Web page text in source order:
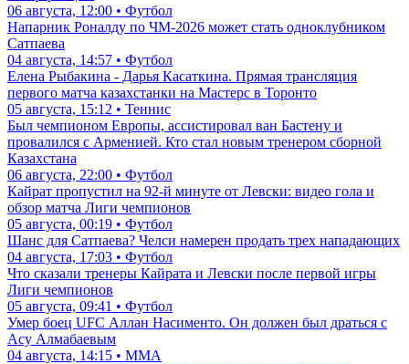
06 августа, 12:00 • Футбол
Напарник Роналду по ЧМ-2026 может стать одноклубником
Сатпаева
04 августа, 14:57 • Футбол
Елена Рыбакина - Дарья Касаткина. Прямая трансляция
первого матча казахстанки на Мастерс в Торонто
05 августа, 15:12 • Теннис
Был чемпионом Европы, ассистировал ван Бастену и
провалился с Арменией. Кто стал новым тренером сборной
Казахстана
06 августа, 22:00 • Футбол
Кайрат пропустил на 92-й минуте от Левски: видео гола и
обзор матча Лиги чемпионов
05 августа, 00:19 • Футбол
Шанс для Сатпаева? Челси намерен продать трех нападающих
04 августа, 17:03 • Футбол
Что сказали тренеры Кайрата и Левски после первой игры
Лиги чемпионов
05 августа, 09:41 • Футбол
Умер боец UFC Аллан Насименто. Он должен был драться с
Асу Алмабаевым
04 августа, 14:15 • ММА